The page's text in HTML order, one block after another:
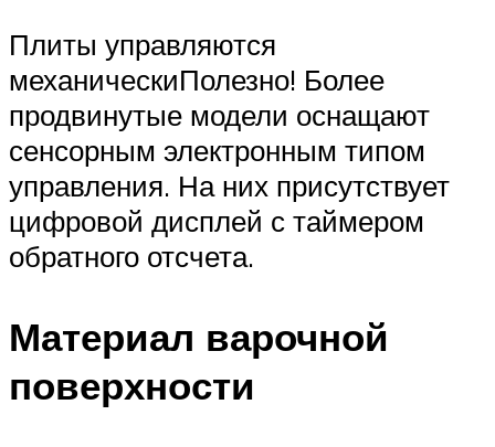
Плиты управляются
механическиПолезно! Более
продвинутые модели оснащают
сенсорным электронным типом
управления. На них присутствует
цифровой дисплей с таймером
обратного отсчета.
Материал варочной
поверхности